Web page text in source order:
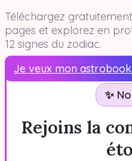
Téléchargez
pages et explorez en
12 signes du zodiac.
Je veux mon
✨
Rejoins la